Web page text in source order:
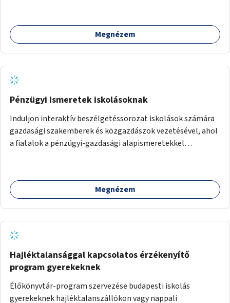
Megnézem
Pénzügyi ismeretek iskolásoknak
Induljon interaktív beszélgetéssorozat iskolások számára
gazdasági szakemberek és közgazdászok vezetésével, ahol
a fiatalok a pénzügyi-gazdasági alapismeretekkel
számára, önkormányzati intézményben vagy külső
helyszínen iskolai együttműködéssel. A szervezést az
gyerekek bevonására is. A program pilot jelleggel indulna,
több korosztály számára.
Megnézem
Hajléktalansággal kapcsolatos érzékenyítő
program gyerekeknek
Élőkönyvtár-program szervezése budapesti iskolás
gyerekeknek hajléktalanszállókon vagy nappali